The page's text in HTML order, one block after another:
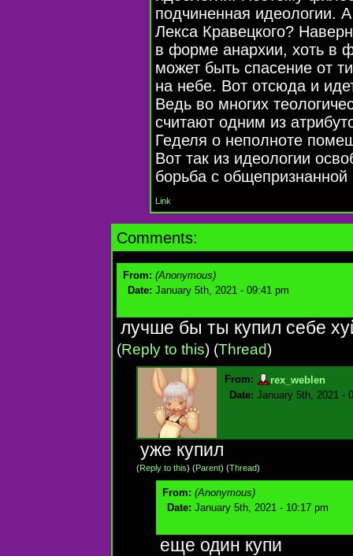
подчиненная идеологии.
Лекса Кравецкого?
в форме анархии, хоть в
может быть спасение от
на небе. Вот отсюда и
Ведь во многих
считают одним из
Геделя о неполноте
Вот так из идеологии
борьба с
Link
Comments:
From: (Anonymous)
Date: January 5th, 2021 - 09:41 pm
лучше бы ты купил себе
(Reply to this) (Thread)
From:
rex_weblen
Date: January 5th, 2021 -
уже купил
(Reply to this) (Parent) (Thread)
From: (Anonymous)
Date: January 5th, 2021 - 10:17 pm
еще один купи